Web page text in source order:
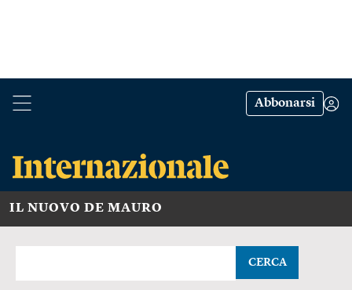
Abbonarsi
IL NUOVO DE MAURO
CERCA